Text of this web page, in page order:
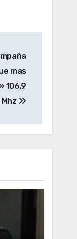
mas
106.9
Mhz